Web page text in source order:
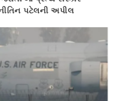
પટેલની અપીલ